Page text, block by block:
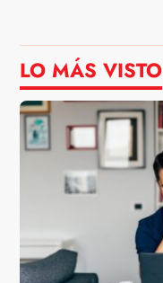
LO MÁS VISTO